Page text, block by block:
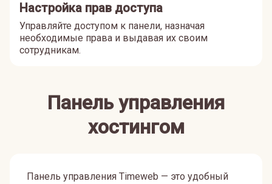
Настройка прав доступа
Управляйте доступом к панели, назначая
необходимые права и выдавая их своим
сотрудникам.
Панель управления
хостингом
Панель управления Timeweb — это удобный